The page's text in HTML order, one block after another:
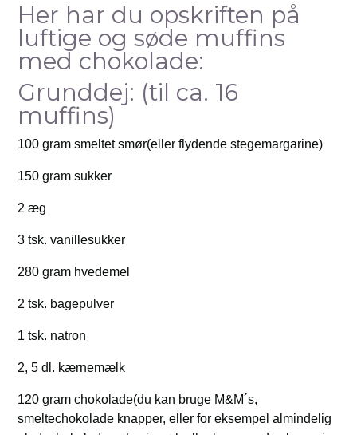
Her har du opskriften på
luftige og søde muffins
med chokolade:
Grunddej: (til ca. 16
muffins)
100 gram smeltet smør(eller flydende stegemargarine)
150 gram sukker
2 æg
3 tsk. vanillesukker
280 gram hvedemel
2 tsk. bagepulver
1 tsk. natron
2, 5 dl. kærnemælk
120 gram chokolade(du kan bruge M&M´s,
smeltechokolade knapper, eller for eksempel almindelig